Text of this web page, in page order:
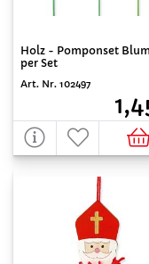
Holz - Pomponset
per Set
Art. Nr. 102497